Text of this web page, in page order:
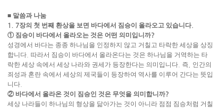
■ 말씀과 나눔
1. 7장의 첫 번째 환상을 보면 바다에서 짐승이 올라오고 있습니다.
① 짐승이 바다에서 올라오는 것은 어떤 의미입니까?
성경에서 바다는 종종 하나님을 인정하지 않고 거칠고 타락한 세상을 상징
합니다 따라서 짐승이 바다에서 올라온다는 것은 하나님을 거역하는 타
락한 세상 속에서 세상 나라와 권세가 등장한다는 의미입니다 즉
인간의
죄성과 혼란 속에서 세상의 제국들이 등장하여 역사를 이루어 간다는 뜻입
니다
② 바다에서 올라온 것이 짐승인 것은 무엇을 의미합니까?
세상 나라들이 하나님의 형상을 닮아가는 것이 아니라 점점 짐승처럼 거칠